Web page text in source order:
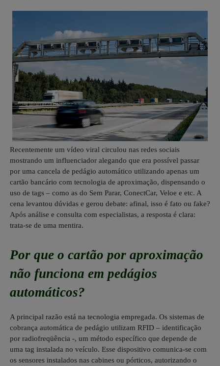
Recentemente um vídeo viral circulou nas redes sociais
mostrando um influenciador alegando que era possível passar
por uma cancela de pedágio automático utilizando apenas um
cartão bancário com tecnologia de aproximação, dispensando o
uso de tags – como as do Sem Parar, ConectCar, Veloe e etc. A
cena levantou dúvidas e gerou debate: afinal, isso é fato ou fake?
Após análise e consulta com especialistas, a resposta é clara:
trata-se de uma mentira.
Por que o cartão por aproximação
não funciona em pedágios
automáticos?
A principal razão está na tecnologia empregada. Os sistemas de
cobrança automática de pedágio utilizam RFID – identificação
por radiofreqüência -, um método específico que depende de
uma tag instalada no veículo. Esse dispositivo comunica-se com
os sensores instalados nas cabines ou pórticos, autorizando o